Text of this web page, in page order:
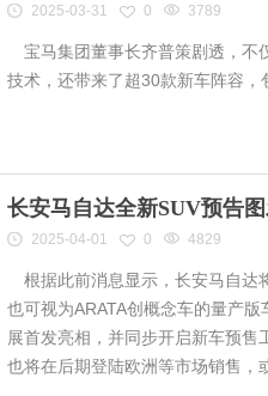
2025-03-31 0 3789
宝马集团董事长齐普策剧透，不
技术，还带来了超30款新车阵容
长安马自达全新SUV预告
2025-04-01 0 4829
根据此前消息显示，长安马自达
也可视为ARATA创概念车的量产
展首发亮相，并同步开启新车预售
也将在后期登陆欧洲等市场销售，